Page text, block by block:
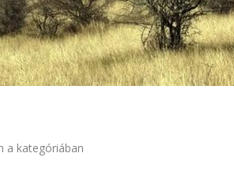
a kategóriában